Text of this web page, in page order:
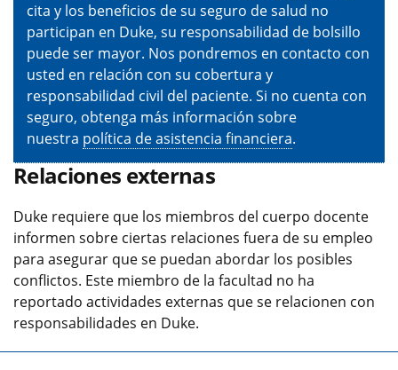
cita y los beneficios de su seguro de salud no
participan en Duke, su responsabilidad de bolsillo
puede ser mayor. Nos pondremos en contacto con
usted en relación con su cobertura y
responsabilidad civil del paciente. Si no cuenta con
seguro, obtenga más información sobre
nuestra política de asistencia financiera.
Relaciones externas
Duke requiere que los miembros del cuerpo docente
informen sobre ciertas relaciones fuera de su empleo
para asegurar que se puedan abordar los posibles
conflictos. Este miembro de la facultad no ha
reportado actividades externas que se relacionen con
responsabilidades en Duke.